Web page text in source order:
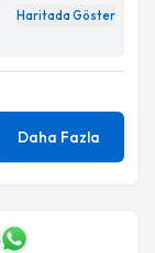
Haritada Göster
Daha Fazla